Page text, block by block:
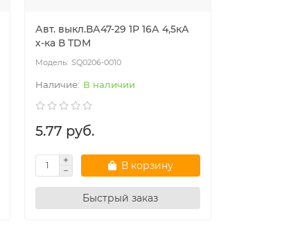
Авт. выкл.ВА47-29 1Р 16А 4,5кА
х-ка В TDM
SQ0206-0010
В наличии
5.77 руб.
В корзину
Быстрый заказ